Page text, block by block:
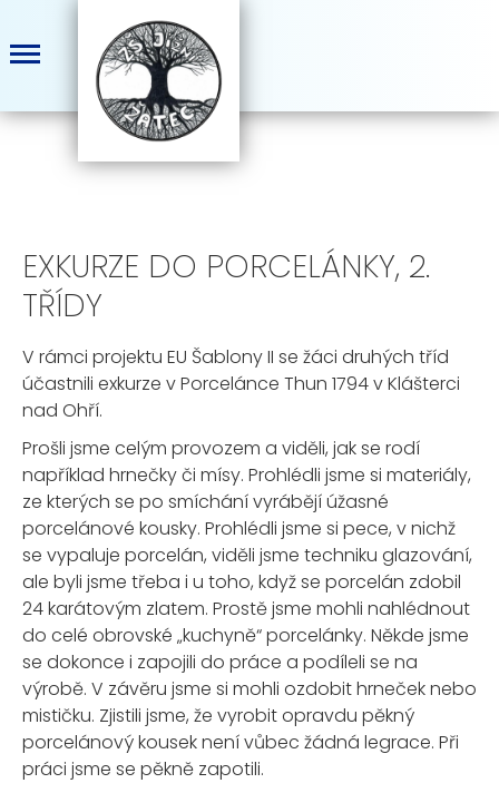
EXKURZE DO PORCELÁNKY, 2.
TŘÍDY
V rámci projektu EU Šablony II se žáci druhých tříd
účastnili exkurze v Porcelánce Thun 1794 v Klášterci
nad Ohří.
Prošli jsme celým provozem a viděli, jak se rodí
například hrnečky či mísy. Prohlédli jsme si materiály,
ze kterých se po smíchání vyrábějí úžasné
porcelánové kousky. Prohlédli jsme si pece, v nichž
se vypaluje porcelán, viděli jsme techniku glazování,
ale byli jsme třeba i u toho, když se porcelán zdobil
24 karátovým zlatem. Prostě jsme mohli nahlédnout
do celé obrovské „kuchyně“ porcelánky. Někde jsme
se dokonce i zapojili do práce a podíleli se na
výrobě. V závěru jsme si mohli ozdobit hrneček nebo
mističku. Zjistili jsme, že vyrobit opravdu pěkný
porcelánový kousek není vůbec žádná legrace. Při
práci jsme se pěkně zapotili.